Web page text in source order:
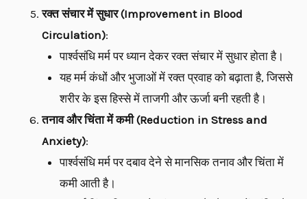
रक्त संचार में सुधार (Improvement in Blood
Circulation):
पार्श्वसंधि मर्म पर ध्यान देकर रक्त संचार में सुधार होता है।
यह मर्म कंधों और भुजाओं में रक्त प्रवाह को बढ़ाता है, जिससे
शरीर के इस हिस्से में ताजगी और ऊर्जा बनी रहती है।
तनाव और चिंता में कमी (Reduction in Stress and
Anxiety):
पार्श्वसंधि मर्म पर दबाव देने से मानसिक तनाव और चिंता में
कमी आती है।